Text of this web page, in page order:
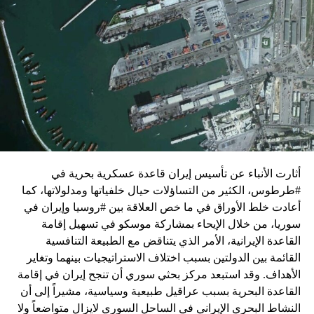
واشنطن للدفع بالمفاوضات والتوصل إلى اتفاق لوقف لإطلاق
النار في غزة.
ويبدو أن نتنياهو استبق زيارة بلينكن لإسرائيل بالتأكيد على أن
الضغوط يجب أن تتوجه إلى حماس، وليس على حكومته.
كما وقال بيان من مكتب نتنياهو إنه مصر على بقاء القوات
الإسرائيلية في محور فيلادلفيا “لمنع الإرهابيين من إعادة
التسلح”.
وفي هذا السياق، قال الكاتب والباحث السياسي الفلسطيني
جمال زقوت في حديث لـ”سكاي نيوز عربية”:
حماس ليست عقبة في المفاوضات وأي حديث من هذا
القبيل تجني على الموقف الفلسطيني.
المعضلة الأساسية هي أن نتنياهو يعرض المجتمع
الإسرائيلي والمنطقة للخطر.
حماس وافقت على الإطار الرئيسي الذي قدمه جو بايدن
أثارت الأنباء عن تأسيس إيران قاعدة عسكرية بحرية في
#طرطوس، الكثير من التساؤلات حيال خلفياتها ومدلولاتها، كما
أعادت خلط الأوراق في ما خص العلاقة بين #روسيا وإيران في
سوريا، من خلال الإيحاء بمشاركة موسكو في تسهيل إقامة
القاعدة الإيرانية، الأمر الذي يتناقض مع الطبيعة التنافسية
القائمة بين الدولتين بسبب اختلاف الاستراتيجيات بينهما وتغاير
الأهداف. وقد استبعد مركز بحثي سوري أن تنجح إيران في إقامة
القاعدة البحرية بسبب عراقيل طبيعية وسياسية، مشيراً إلى أن
النشاط البحري الإيراني في الساحل السوري لايزال متواضعاً ولا